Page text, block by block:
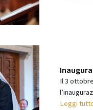
Il 3
Leggi